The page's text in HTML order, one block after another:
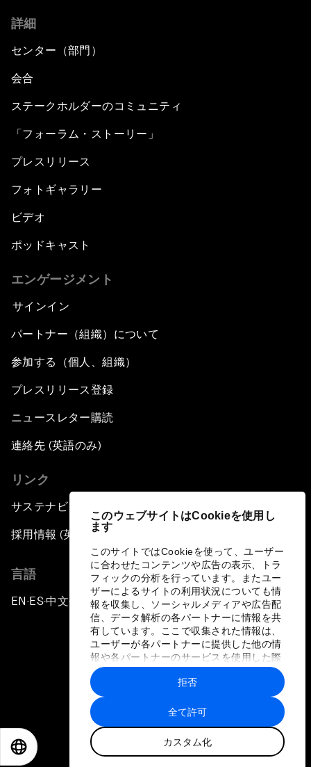
このウェブサイトはCookieを使用し
ます
このサイトではCookieを使って、ユーザー
に合わせたコンテンツや広告の表示、トラ
フィックの分析を行っています。またユー
ザーによるサイトの利用状況についても情
報を収集し、ソーシャルメディアや広告配
信、データ解析の各パートナーに情報を共
有しています。ここで収集された情報は、
ユーザーが各パートナーに提供した他の情
報や各パートナーのサービスを使用した際
に収集された情報と組み合わされ、各パー
トナーによって使用されることがありま
す。
全て許可
カスタム化
拒否
詳細
センター（部門）
会合
ステークホルダーのコミュニティ
「フォーラム・ストーリー」
プレスリリース
フォトギャラリー
ビデオ
ポッドキャスト
エンゲージメント
サインイン
パートナー（組織）について
参加する（個人、組織）
プレスリリース登録
ニュースレター購読
連絡先 (英語のみ)
リンク
サステナビリティへの取り組み
採用情報 (英語のみ)
言語
EN ▪ES▪中文▪ 日本語
プライバシーポリシーと利用規約
サイトマップ
©
世界経済フォーラム